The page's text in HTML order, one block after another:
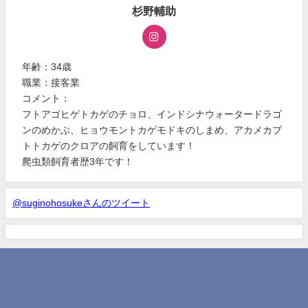
杉野輔助
年齢：34歳
職業：接客業
コメント：
フトアゴヒゲトカゲのチョロ、インドシナウォータードラゴ
ンのめかぶ、ヒョウモントカゲモドキのしまめ、アカメカブ
トトカゲのクロアの飼育をしています！
爬虫類飼育者歴3年です！
@suginohosukeさんのツイート